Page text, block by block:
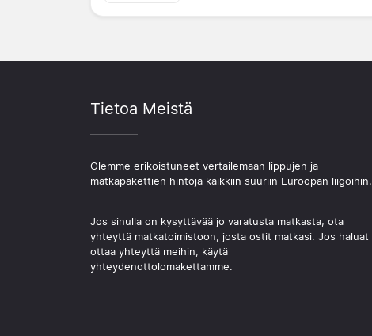
Tietoa Meistä
Olemme erikoistuneet vertailemaan lippujen ja
matkapakettien hintoja kaikkiin suuriin Euroopan liigoihin.
Jos sinulla on kysyttävää jo varatusta matkasta, ota
yhteyttä matkatoimistoon, josta ostit matkasi. Jos haluat
ottaa yhteyttä meihin, käytä
yhteydenottolomakettamme.